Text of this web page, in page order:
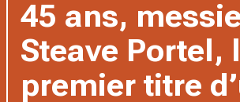
45 ans,
Steave Portel,
premier titre